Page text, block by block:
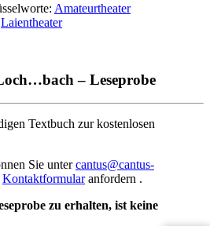
Amateurtheater
Laientheater
– Leseprobe
Textbuch zur kostenlosen
Sie untercantus@cantus-
Kontaktformularanfordern .
zu erhalten, ist keine